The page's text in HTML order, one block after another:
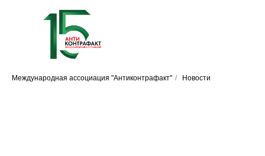
Международная ассоциация "Антиконтрафакт" / Новости